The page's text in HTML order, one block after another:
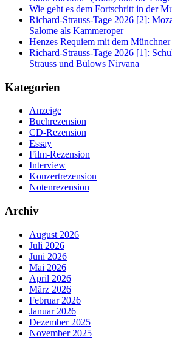
Wie geht es dem Fortschritt in der
Richard-Strauss-Tage 2026 [2]:
Salome als Kammeroper
Henzes Requiem mit dem
Richard-Strauss-Tage 2026 [1]:
Strauss und Bülows Nirvana
Kategorien
Anzeige
Buchrezension
CD-Rezension
Essay
Film-Rezension
Interview
Konzertrezension
Notenrezension
Archiv
August 2026
Juli 2026
Juni 2026
Mai 2026
April 2026
März 2026
Februar 2026
Januar 2026
Dezember 2025
November 2025